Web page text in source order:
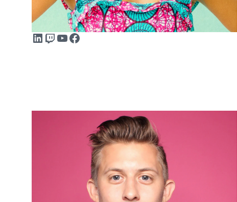
LinkedIn Twitch YouTube Facebook